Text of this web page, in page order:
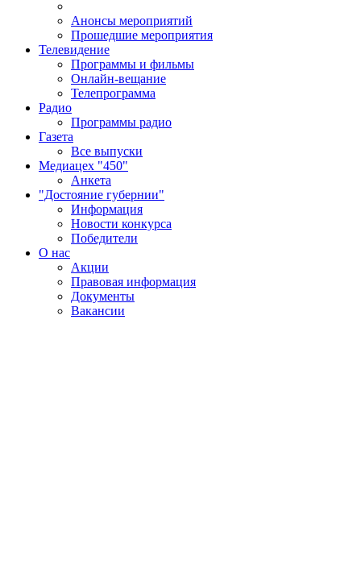
Анонсы мероприятий
Прошедшие мероприятия
Телевидение
Программы и фильмы
Онлайн-вещание
Телепрограмма
Радио
Программы радио
Газета
Все выпуски
Медиацех "450"
Анкета
"Достояние губернии"
Информация
Новости конкурса
Победители
О нас
Акции
Правовая информация
Документы
Вакансии